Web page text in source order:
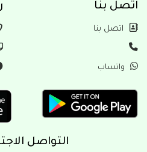
بنا
بنا
شروط
من
التواصل الاجتماعي